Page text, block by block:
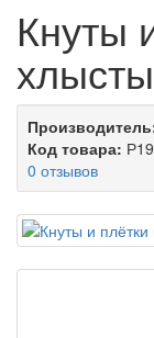
Кнуты
хлысты
Код товара:
0 отзывов